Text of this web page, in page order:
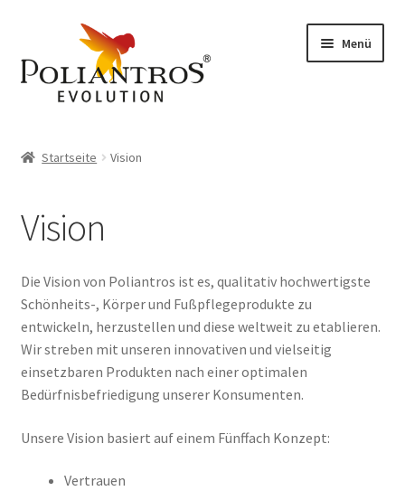
Navigation
springen
Inhalt
springen
Menü
Datenschutzerklärung
Echtheit von Bewertungen
Hospitation
Impressum
Startseite Vision
Vision
Die Vision von Poliantros ist es, qualitativ hochwertigste
Schönheits-, Körper und Fußpflegeprodukte zu
entwickeln, herzustellen und diese weltweit zu etablieren.
Wir streben mit unseren innovativen und vielseitig
einsetzbaren Produkten nach einer optimalen
Bedürfnisbefriedigung unserer Konsumenten.
Unsere Vision basiert auf einem Fünffach Konzept:
Vertrauen